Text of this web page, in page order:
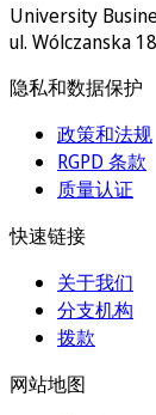
University
ul. Wólczanska
隐私和数据保护
政策和法规
RGPD 条款
质量认证
快速链接
关于我们
分支机构
拨款
网站地图